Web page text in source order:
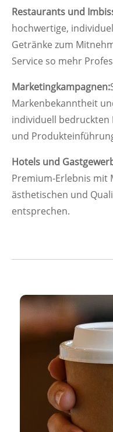
Restaurants und
hochwertige,
Getränke zum
Service so mehr
Marketingkampagnen:
Markenbekanntheit
individuell bedruckten
und
Hotels und
Premium-Erlebnis mit
ästhetischen und
entsprechen.